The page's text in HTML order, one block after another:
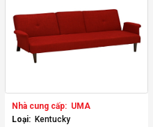
Nhà cung cấp: UMA
Loại: Kentucky